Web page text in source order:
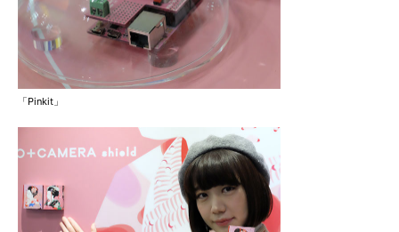
「Pinkit」